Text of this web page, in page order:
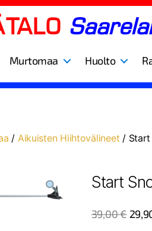
Murtomaa Huolto
/ Aikuisten Hiihtovälineet / Start
Start
39,00€